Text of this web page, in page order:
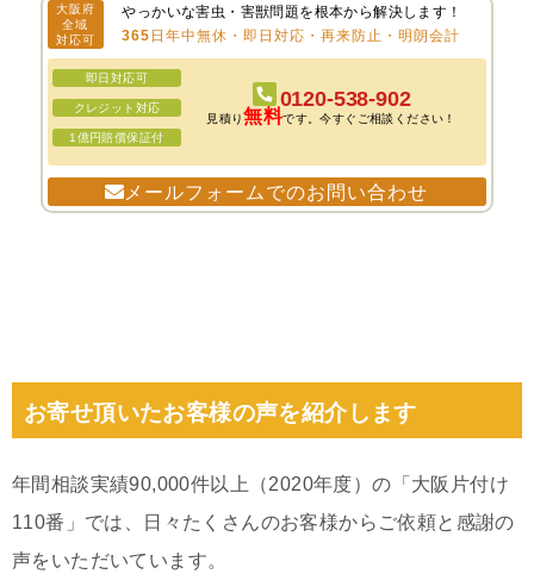
大阪府
全域
対応可
やっかいな害虫・害獣問題を根本から解決します！
365日年中無休・即日対応・再来防止・明朗会計
即日対応可
クレジット対応
1億円賠償保証付
0120-538-902
見積り無料です。今すぐご相談ください！
メールフォームでのお問い合わせ
お寄せ頂いたお客様の声を紹介します
年間相談実績90,000件以上（2020年度）の「大阪片付け
110番」では、日々たくさんのお客様からご依頼と感謝の
声をいただいています。